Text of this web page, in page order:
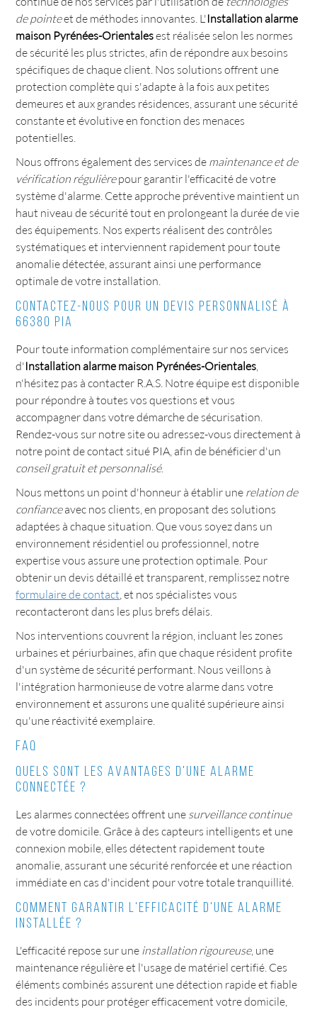
de pointeet de méthodes innovantes. L'Installation alarme
maison Pyrénées-Orientalesest réalisée selon les normes
de sécurité les plus strictes, afin de répondre aux besoins
spécifiques de chaque client. Nos solutions offrent une
protection complète qui s'adapte à la fois aux petites
demeures et aux grandes résidences, assurant une sécurité
constante et évolutive en fonction des menaces
potentielles.
Nous offrons également des services de maintenance et de
vérification régulièrepour garantir l'efficacité de votre
système d'alarme. Cette approche préventive maintient un
haut niveau de sécurité tout en prolongeant la durée de vie
des équipements. Nos experts réalisent des contrôles
systématiques et interviennent rapidement pour toute
anomalie détectée, assurant ainsi une performance
optimale de votre installation.
Contactez-nous pour un devis personnalisé à
66380 PIA
Pour toute information complémentaire sur nos services
d'Installation alarme maison Pyrénées-Orientales
n'hésitez pas à contacter R.A.S. Notre équipe est disponible
pour répondre à toutes vos questions et vous
accompagner dans votre démarche de sécurisation.
Rendez-vous sur notre site ou adressez-vous directement à
notre point de contact situé PIA, afin de bénéficier d'un
conseil gratuit et personnalisé.
Nous mettons un point d'honneur à établir une relation de
confianceavec nos clients, en proposant des solutions
adaptées à chaque situation. Que vous soyez dans un
environnement résidentiel ou professionnel, notre
expertise vous assure une protection optimale. Pour
obtenir un devis détaillé et transparent, remplissez notre
formulaire de contact , et nos spécialistes vous
recontacteront dans les plus brefs délais.
Nos interventions couvrent la région, incluant les zones
urbaines et périurbaines, afin que chaque résident profite
d'un système de sécurité performant. Nous veillons à
l'intégration harmonieuse de votre alarme dans votre
environnement et assurons une qualité supérieure ainsi
qu'une réactivité exemplaire.
FAQ
Quels sont les avantages d'une alarme
connectée ?
Les alarmes connectées offrent une surveillance continue
de votre domicile. Grâce à des capteurs intelligents et une
connexion mobile, elles détectent rapidement toute
anomalie, assurant une sécurité renforcée et une réaction
immédiate en cas d'incident pour votre totale tranquillité.
Comment garantir l'efficacité d'une alarme
installée ?
L'efficacité repose sur une installation rigoureuse, une
maintenance régulière et l'usage de matériel certifié. Ces
éléments combinés assurent une détection rapide et fiable
des incidents pour protéger efficacement votre domicile,